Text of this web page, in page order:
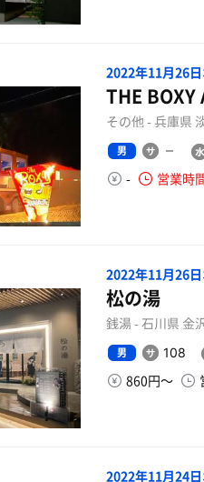
2022年11月26
THE BOXY
その他 - 兵庫県
男
- 営業時
2022年11月26
松の湯
銭湯 - 石川県 金
男 108
860円〜
2022年11月24